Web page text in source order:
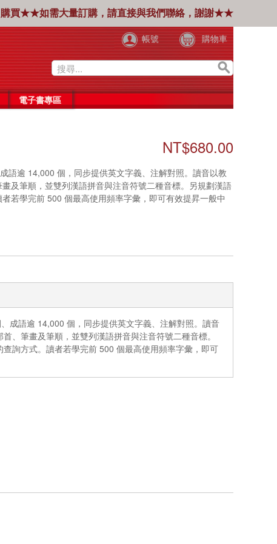
購買★★如需大量訂購，請直接與我們聯絡，謝謝★★
帳號 購物車
電子書專區
NT$680.00
語逾 14,000 個，同步提供英文字義、注解對照。讀音以教
及筆順，並雙列漢語拼音與注音符號二種音標。另規劃漢語
若學完前 500 個最高使用頻率字彙，即可有效提昇一般中
成語逾 14,000 個，同步提供英文字義、注解對照。讀音
、筆畫及筆順，並雙列漢語拼音與注音符號二種音標。
詢方式。讀者若學完前 500 個最高使用頻率字彙，即可